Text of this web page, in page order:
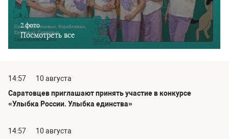
2 фото
Посмотреть все
14:57
10 августа
Саратовцев приглашают принять участие в конкурсе
«Улыбка России. Улыбка единства»
14:57
10 августа